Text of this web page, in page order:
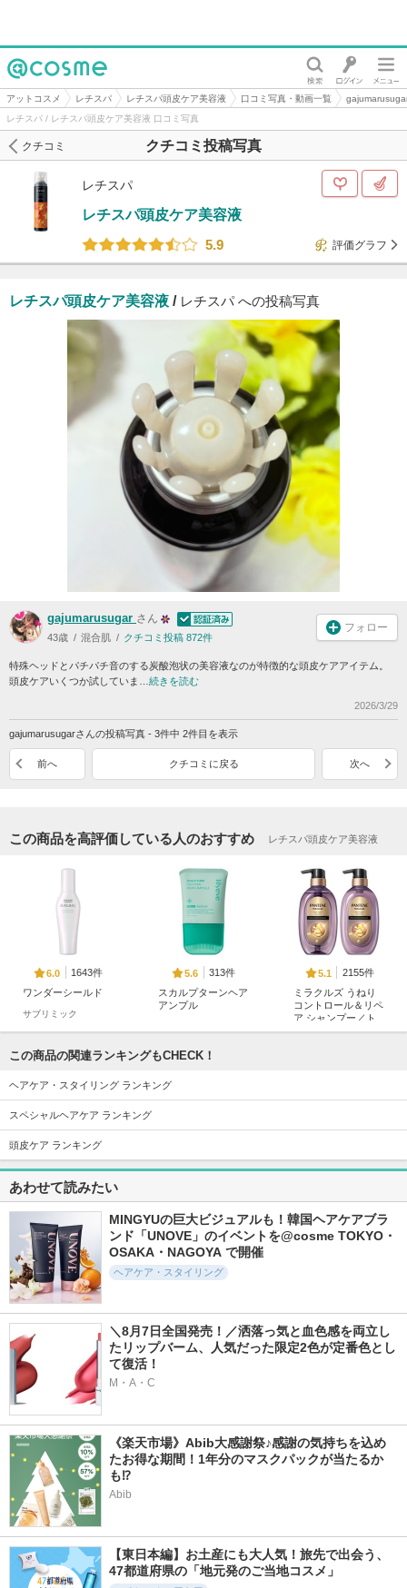
@cosme
アットコスメ レチスパ レチスパ頭皮ケア美容液 口コミ写真・動画一覧
レチスパ / レチスパ頭皮ケア美容液 口コミ写真
クチコミ投稿写真
クチコミ
レチスパ
レチスパ頭皮ケア美容液
5.9
評価グラフ
レチスパ頭皮ケア美容液 / レチスパ への投稿写真
gajumarusugar さん
43歳 混合肌 クチコミ投稿 872件
フォロー
特殊ヘッドとパチパチ音のする炭酸泡状の美容液なのが特徴的な頭皮ケアアイテム。
頭皮ケアいくつか試していま… 続きを読む
2026/3/29
gajumarusugarさんの投稿写真 - 3件中 2件目を表示
前へ クチコミに戻る 次へ
この商品を高評価している人のおすすめ レチスパ頭皮ケア美容液
6.0
1643件
ワンダーシールド
サブリミック
5.6
313件
スカルプターンヘア
アンプル
5.1
2155件
ミラクルズ うねり
コントロール＆リペ
ア シャンプー／ト
リートメント
グローターンヘアア
ンプル
ウンシーベリー
リリーイブ リリーイブ
1418件
クロノビューティ U
V ヘアカラーラステ
ィング＆スタイリン
グ バーム
アリィー(ALLIE)
5.5
737件
5.7
152件
5.8
233件
イクモアキュートミ
ルキィオイル
5.7
187件
GRANIシルキーモ
イストヘアミルク
5.2
581件
ムク+ モイスト
アミノジェル シャ
この商品の関連ランキングもCHECK！
ヘアケア・スタイリング ランキング
スペシャルヘアケア ランキング
頭皮ケア ランキング
あわせて読みたい
MINGYUの巨大ビジュアルも！韓国ヘアケアブラ
ンド「UNOVE」のイベントを@cosme TOKYO・
OSAKA・NAGOYA で開催
ヘアケア・スタイリング
＼8月7日全国発売！／洒落っ気と血色感を両立し
たリップバーム、人気だった限定2色が定番色とし
て復活！
M・A・C
《楽天市場》Abib大感謝祭♪感謝の気持ちを込め
たお得な期間！1年分のマスクパックが当たるか
も⁉
Abib
【東日本編】お土産にも大人気！旅先で出会う、
47都道府県の「地元発のご当地コスメ」